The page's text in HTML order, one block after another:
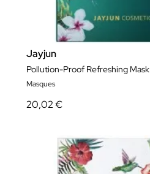
Jayjun
Pollution-Proof Refreshing Mask
Masques
20,02 €